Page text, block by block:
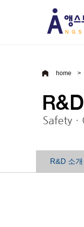
home >
R&D 소개